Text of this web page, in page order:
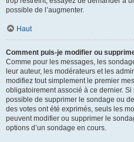
possible de l’augmenter.
Haut
Comment puis-je modifier ou
Comme pour les messages, les
leur auteur, les modérateurs et les
modifiez tout simplement le premier
obligatoirement associé à ce dernier. Si
possible de supprimer le sondage ou
des votes ont été exprimés, seuls les
peuvent modifier ou supprimer le
options d’un sondage en cours.